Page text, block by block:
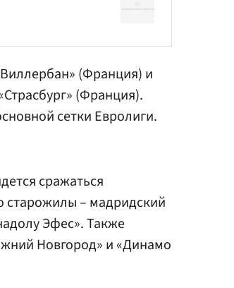
(Франция) и
(Франция).
сетки Евролиги.
сражаться
старожилы – мадридский
Эфес». Также
Новгород» и «Динамо